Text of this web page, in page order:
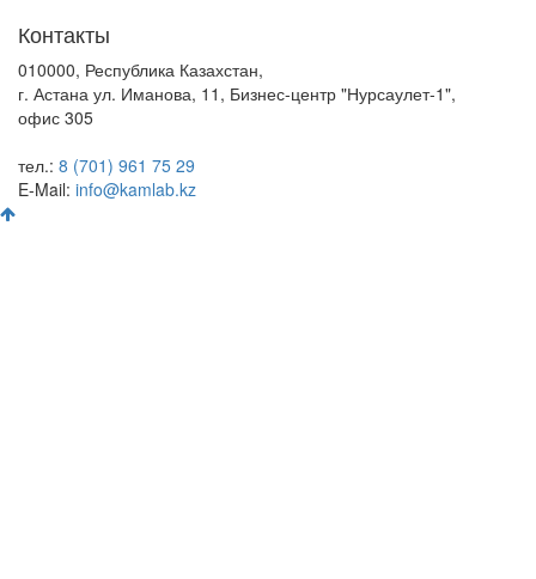
Контакты
010000, Республика Казахстан,
г. Астана ул. Иманова, 11, Бизнес-центр "Нурсаулет-1",
офис 305
тел.: 8 (701) 961 75 29
E-Mail: info@kamlab.kz